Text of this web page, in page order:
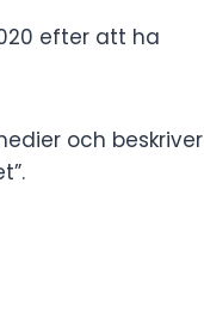
efter att ha
och beskriver